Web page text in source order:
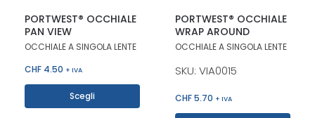
PORTWEST® OCCHIALE
PAN VIEW
OCCHIALE A SINGOLA LENTE
CHF 4.50 + IVA
Scegli
PORTWEST® OCCHIALE
WRAP AROUND
OCCHIALE A SINGOLA LENTE
SKU: VIA0015
CHF5.70 + IVA